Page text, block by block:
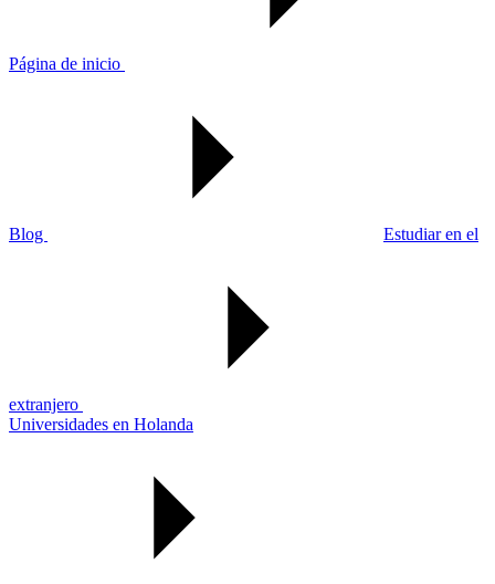
Página de inicio
Blog Estudiar en el
extranjero
Universidades en Holanda